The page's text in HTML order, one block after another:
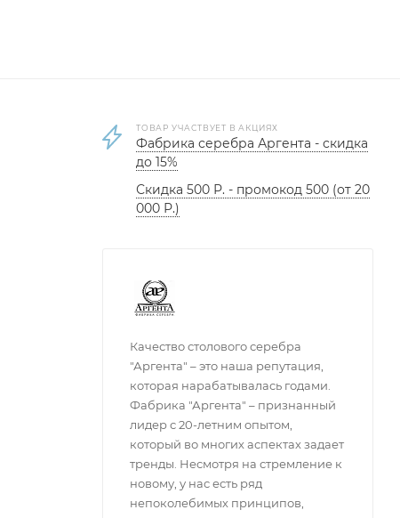
ТОВАР УЧАСТВУЕТ В АКЦИЯХ
Фабрика серебра Аргента - скидка
до 15%
Скидка 500 Р. - промокод 500 (от 20
000 Р.)
Качество столового серебра
"Аргента" – это наша репутация,
которая нарабатывалась годами.
Фабрика "Аргента" – признанный
лидер с 20-летним опытом,
который во многих аспектах задает
тренды. Несмотря на стремление к
новому, у нас есть ряд
непоколебимых принципов,